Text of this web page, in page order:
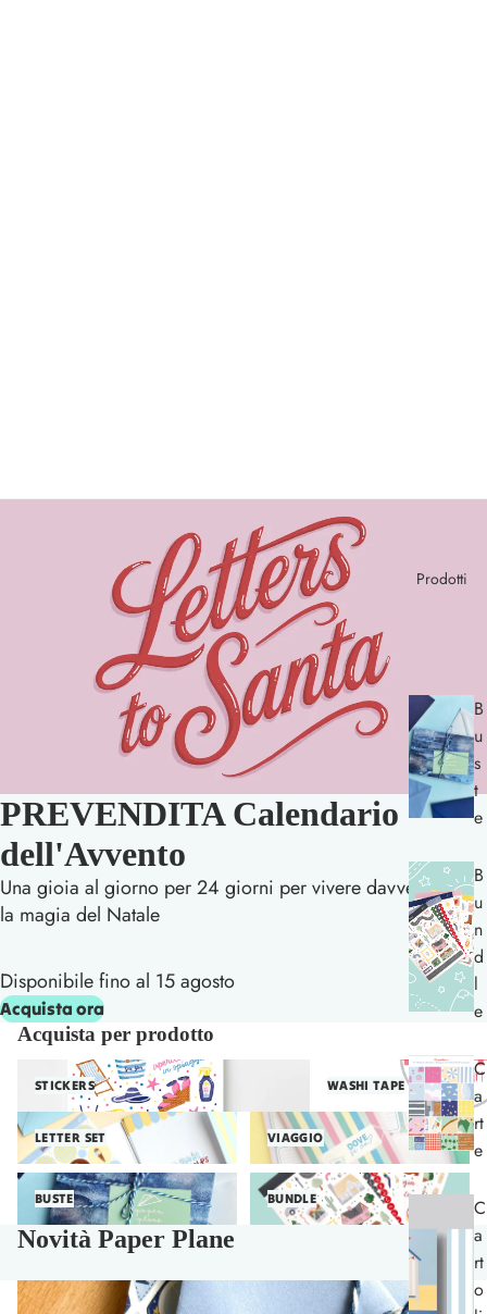
Prodotti
B
u
s
t
e
B
u
n
d
l
e
C
a
rt
e
C
a
rt
o
PREVENDITA Calendario
dell'Avvento
Una gioia al giorno per 24 giorni per vivere davvero
la magia del Natale
Disponibile fino al 15 agosto
Acquista ora
Acquista per prodotto
STICKERS WASHI TAPE
Letter Set
LETTER SET
Viaggio
VIAGGIO
Buste
BUSTE
Bundle
BUNDLE
Novità Paper Plane